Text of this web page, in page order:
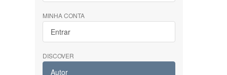
MINHA CONTA
Entrar
DISCOVER
Autor